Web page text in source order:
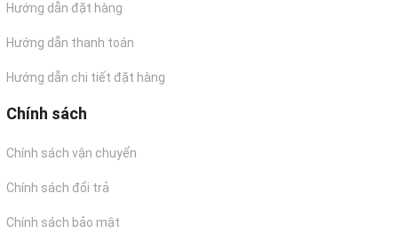
Hướng dẫn đặt hàng
Hướng dẫn thanh toán
Hướng dẫn chi tiết đặt hàng
Chính sách
Chính sách vận chuyển
Chính sách đổi trả
Chính sách bảo mật